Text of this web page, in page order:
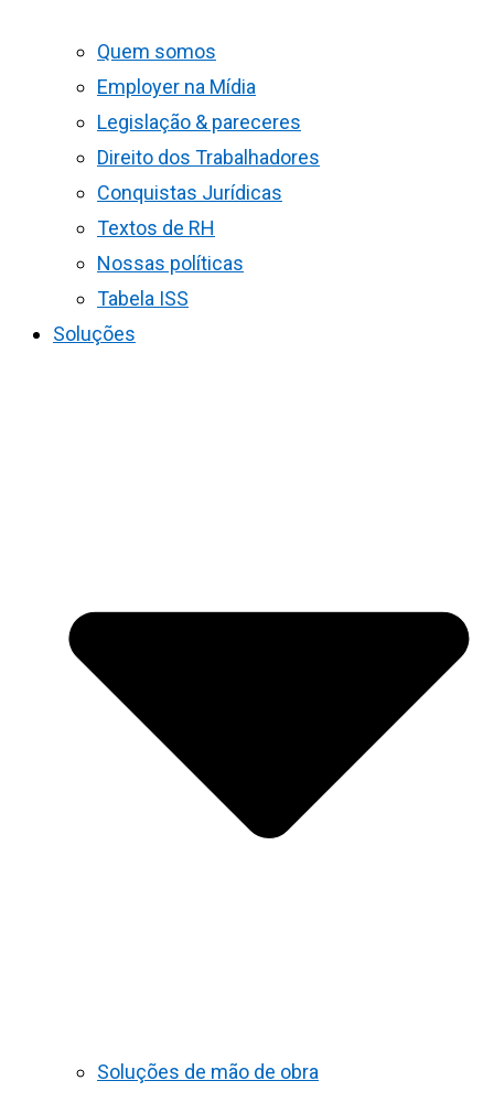
Quem somos
Employer na Mídia
Legislação & pareceres
Direito dos Trabalhadores
Conquistas Jurídicas
Textos de RH
Nossas políticas
Tabela ISS
Soluções
Soluções de mão de obra